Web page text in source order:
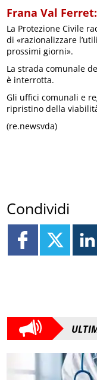
Frana Val
La Protezione Civile
di «razionalizzare
prossimi giorni».
La strada comunale
è interrotta.
Gli uffici comunali e
ripristino della
(re.newsvda)
Condividi